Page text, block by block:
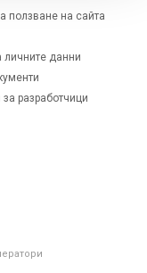
ползване на сайта
личните данни
за разработчици